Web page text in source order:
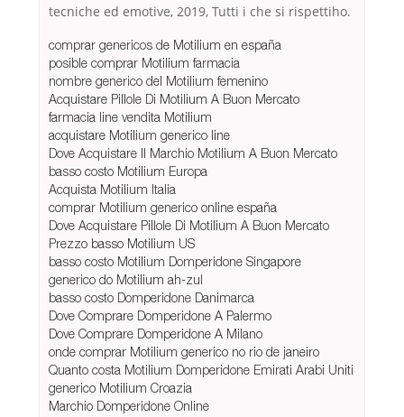
tecniche ed emotive, 2019, Tutti i che si rispettiho.
comprar genericos de Motilium en españa
posible comprar Motilium farmacia
nombre generico del Motilium femenino
Acquistare Pillole Di Motilium A Buon Mercato
farmacia line vendita Motilium
acquistare Motilium generico line
Dove Acquistare Il Marchio Motilium A Buon Mercato
basso costo Motilium Europa
Acquista Motilium Italia
comprar Motilium generico online españa
Dove Acquistare Pillole Di Motilium A Buon Mercato
Prezzo basso Motilium US
basso costo Motilium Domperidone Singapore
generico do Motilium ah-zul
basso costo Domperidone Danimarca
Dove Comprare Domperidone A Palermo
Dove Comprare Domperidone A Milano
onde comprar Motilium generico no rio de janeiro
Quanto costa Motilium Domperidone Emirati Arabi Uniti
generico Motilium Croazia
Marchio Domperidone Online